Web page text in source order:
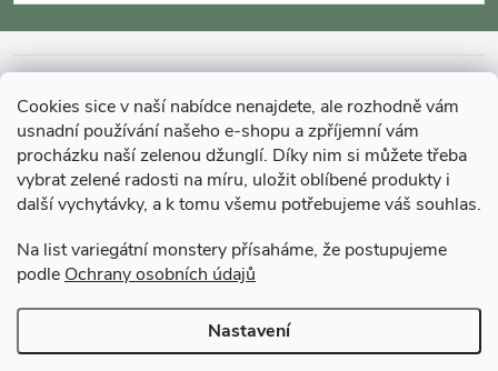
Cookies sice v naší nabídce nenajdete, ale rozhodně vám
usnadní používání našeho e-shopu a zpříjemní vám
procházku naší zelenou džunglí. Díky nim si můžete třeba
vybrat zelené radosti na míru, uložit oblíbené produkty i
další vychytávky, a k tomu všemu potřebujeme váš souhlas.
Na list variegátní monstery přísaháme, že postupujeme
podle Ochrany osobních údajů
Nastavení
p
a
MOHLO BY VÁS ZAJÍMAT
O GARDNERS
Gardners Design - Projekt, realizace a údržba zahrad a interiérů
Copyright 2026Gardners-eshop.cz. Všechna práva vyhrazena.Upravit